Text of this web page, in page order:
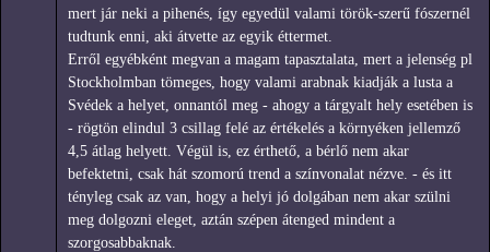
mert jár neki a pihenés, így egyedül valami török-szerű fószernél
tudtunk enni, aki átvette az egyik éttermet.
Erről egyébként megvan a magam tapasztalata, mert a jelenség pl
Stockholmban tömeges, hogy valami arabnak kiadják a lusta a
Svédek a helyet, onnantól meg - ahogy a tárgyalt hely esetében is
- rögtön elindul 3 csillag felé az értékelés a környéken jellemző
4,5 átlag helyett. Végül is, ez érthető, a bérlő nem akar
befektetni, csak hát szomorú trend a színvonalat nézve. - és itt
tényleg csak az van, hogy a helyi jó dolgában nem akar szülni
meg dolgozni eleget, aztán szépen átenged mindent a
szorgosabbaknak.